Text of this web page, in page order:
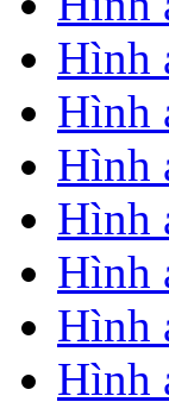
Hình
Hình
Hình
Hình
Hình
Hình
Hình